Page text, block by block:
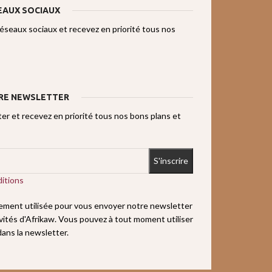
SOCIAUX
sociaux et recevez en priorité tous nos
NEWSLETTER
et recevez en priorité tous nos bons plans et
utilisée pour vous envoyer notre newsletter
d'Afrikaw. Vous pouvez à tout moment utiliser
la newsletter.